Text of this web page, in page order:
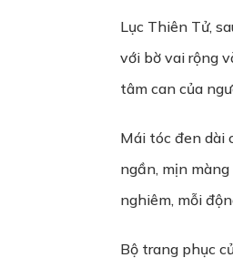
Lục Thiên Tử,
với bờ vai rộng
tâm can của
Mái tóc đen dài
ngần, mịn
nghiêm, mỗi
Bộ trang phục